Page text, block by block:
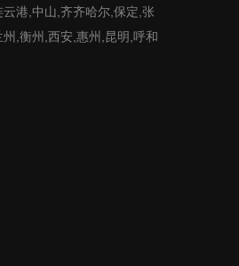
港,中山,齐齐哈尔,保定,张
,衡州,西安,惠州,昆明,呼和